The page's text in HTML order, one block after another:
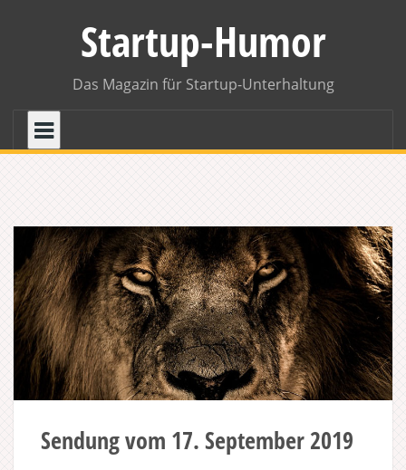
Startup-Humor
Das Magazin für Startup-Unterhaltung
Sendung vom 17. September 2019